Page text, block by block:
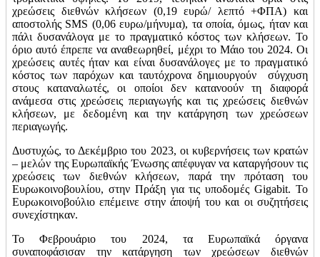
χρεώσεις διεθνών κλήσεων (0,19 ευρώ/ λεπτό +ΦΠΑ) και
αποστολής SMS (0,06 ευρω/μήνυμα), τα οποία, όμως, ήταν και
πάλι δυσανάλογα με το πραγματικό κόστος των κλήσεων. Το
όριο αυτό έπρεπε να αναθεωρηθεί, μέχρι το Μάιο του 2024. Οι
χρεώσεις αυτές ήταν και είναι δυσανάλογες με το πραγματικό
κόστος των παρόχων και ταυτόχρονα δημιουργούν σύγχυση
στους καταναλωτές, οι οποίοι δεν κατανοούν τη διαφορά
ανάμεσα στις χρεώσεις περιαγωγής και τις χρεώσεις διεθνών
κλήσεων, με δεδομένη και την κατάργηση των χρεώσεων
περιαγωγής.
Δυστυχώς, το Δεκέμβριο του 2023, οι κυβερνήσεις των κρατών
– μελών της Ευρωπαϊκής Ένωσης απέφυγαν να καταργήσουν τις
χρεώσεις των διεθνών κλήσεων, παρά την πρόταση του
Ευρωκοινοβουλίου, στην Πράξη για τις υποδομές Gigabit. Το
Ευρωκοινοβούλιο επέμεινε στην άποψή του και οι συζητήσεις
συνεχίστηκαν.
Το Φεβρουάριο του 2024, τα Ευρωπαϊκά όργανα
συναποφάσισαν την κατάργηση των χρεώσεων διεθνών